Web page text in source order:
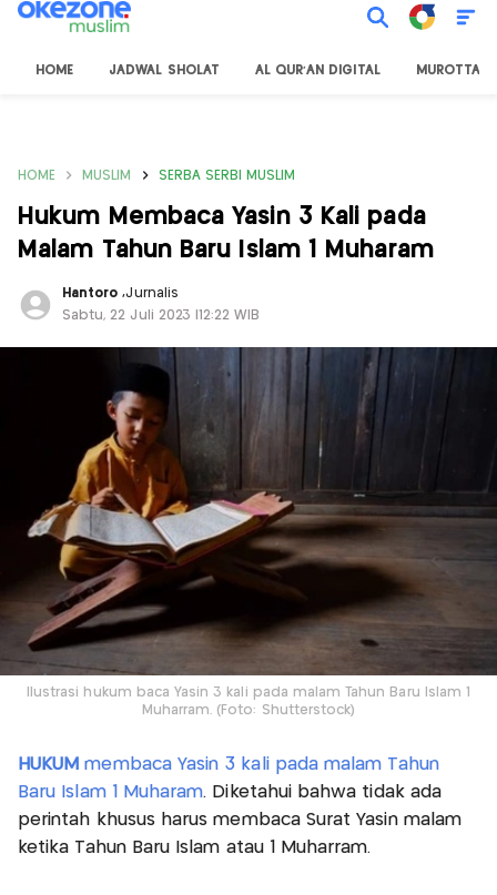
HOME JADWAL SHOLAT AL QUR'AN DIGITAL MUROTTAL
HOME MUSLIM SERBA SERBI MUSLIM
Hukum Membaca Yasin 3 Kali pada
Malam Tahun Baru Islam 1 Muharam
Hantoro,Jurnalis
Sabtu, 22 Juli 2023 |12:22 WIB
Ilustrasi hukum baca Yasin 3 kali pada malam Tahun Baru Islam 1
Muharram. (Foto: Shutterstock)
HUKUMmembaca Yasin 3 kali pada malam Tahun
Baru Islam 1 Muharam. Diketahui bahwa tidak ada
perintah khusus harus membaca Surat Yasin malam
ketika Tahun Baru Islam atau 1 Muharram.